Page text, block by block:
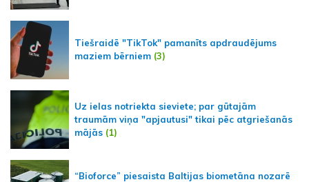
Tiešraidē "TikTok" pamanīts apdraudējums
maziem bērniem (3)
Uz ielas notriekta sieviete; par gūtajām
traumām viņa "apjautusi" tikai pēc atgriešanās
mājās (1)
“Bioforce” piesaista Baltijas biometāna nozarē